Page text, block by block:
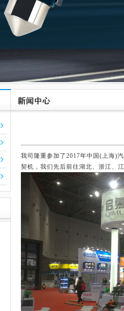
我司隆重参加了2017年中国(上海)
契机，我们先后前往湖北、浙江、